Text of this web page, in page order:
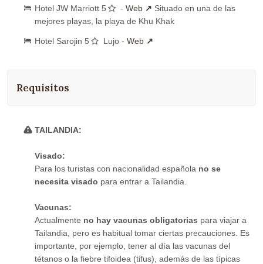
Hotel JW Marriott 5 - Web
Situado en una de las
mejores playas, la playa de Khu Khak
Hotel Sarojin 5 Lujo - Web
Requisitos
TAILANDIA:
Visado:
Para los turistas con nacionalidad española no se
necesita visado para entrar a Tailandia.
Vacunas:
Actualmente no hay vacunas obligatorias para viajar a
Tailandia, pero es habitual tomar ciertas precauciones. Es
importante, por ejemplo, tener al día las vacunas del
tétanos o la fiebre tifoidea (tifus), además de las típicas